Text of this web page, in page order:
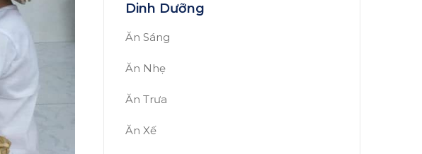
Dinh Dưỡng
Ăn Sáng
Ăn Nhẹ
Ăn Trưa
Ăn Xế